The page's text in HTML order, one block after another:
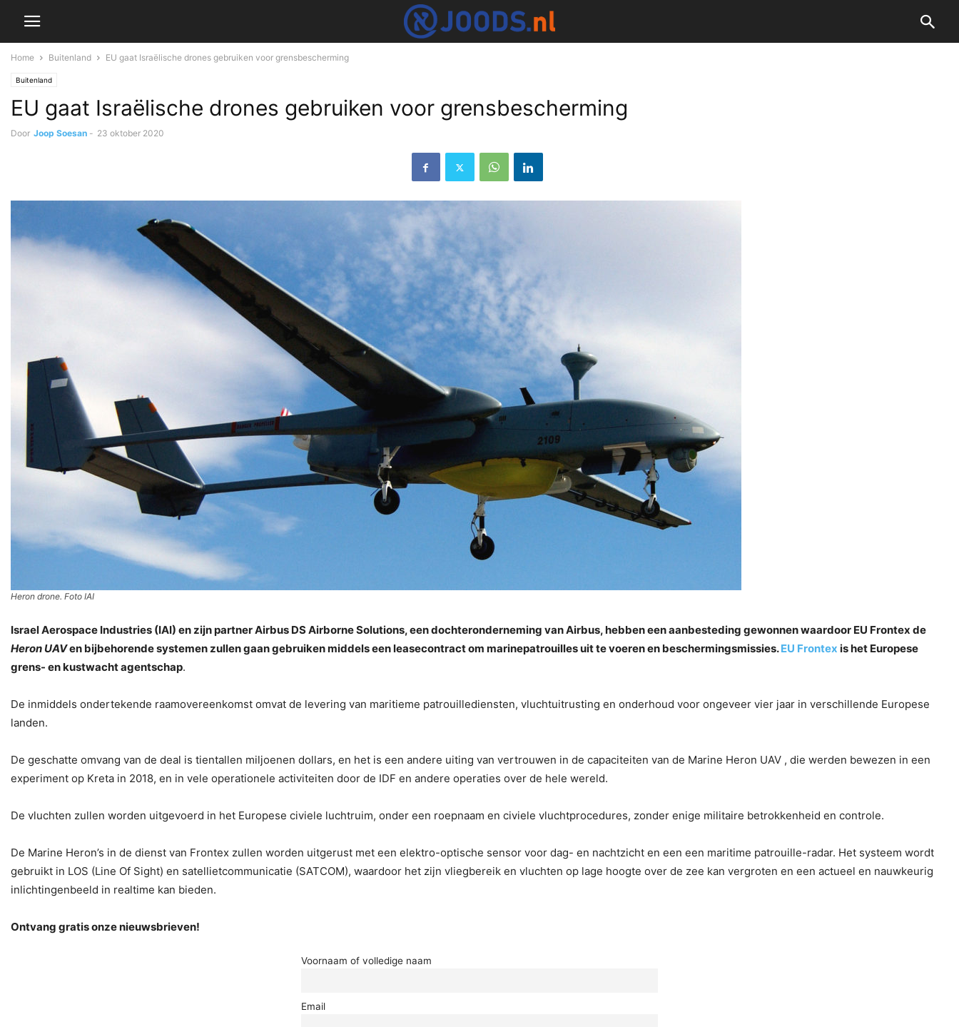
Home Buitenland EU gaat Israëlische drones gebruiken voor grensbescherming
Buitenland
EU gaat Israëlische drones gebruiken voor grensbescherming
Door Joop Soesan - 23 oktober 2020
Heron drone. Foto IAI
Israel Aerospace Industries (IAI) en zijn partner Airbus DS Airborne Solutions, een dochteronderneming van Airbus, hebben een aanbesteding gewonnen waardoor EU Frontex de
Heron UAVen bijbehorende systemen zullen gaan gebruiken middels een leasecontract om marinepatrouilles uit te voeren en beschermingsmissies.EU Frontex is het Europese
grens- en kustwacht agentschap.
De inmiddels ondertekende raamovereenkomst omvat de levering van maritieme patrouillediensten, vluchtuitrusting en onderhoud voor ongeveer vier jaar in verschillende Europese
landen.
De geschatte omvang van de deal is tientallen miljoenen dollars, en het is een andere uiting van vertrouwen in de capaciteiten van de Marine Heron UAV , die werden bewezen in een
experiment op Kreta in 2018, en in vele operationele activiteiten door de IDF en andere operaties over de hele wereld.
De vluchten zullen worden uitgevoerd in het Europese civiele luchtruim, onder een roepnaam en civiele vluchtprocedures, zonder enige militaire betrokkenheid en controle.
De Marine Heron’s in de dienst van Frontex zullen worden uitgerust met een elektro-optische sensor voor dag- en nachtzicht en een een maritime patrouille-radar. Het systeem wordt
gebruikt in LOS (Line Of Sight) en satellietcommunicatie (SATCOM), waardoor het zijn vliegbereik en vluchten op lage hoogte over de zee kan vergroten en een actueel en nauwkeurig
inlichtingenbeeld in realtime kan bieden.
Ontvang gratis onze nieuwsbrieven!
Voornaam of volledige naam
Email